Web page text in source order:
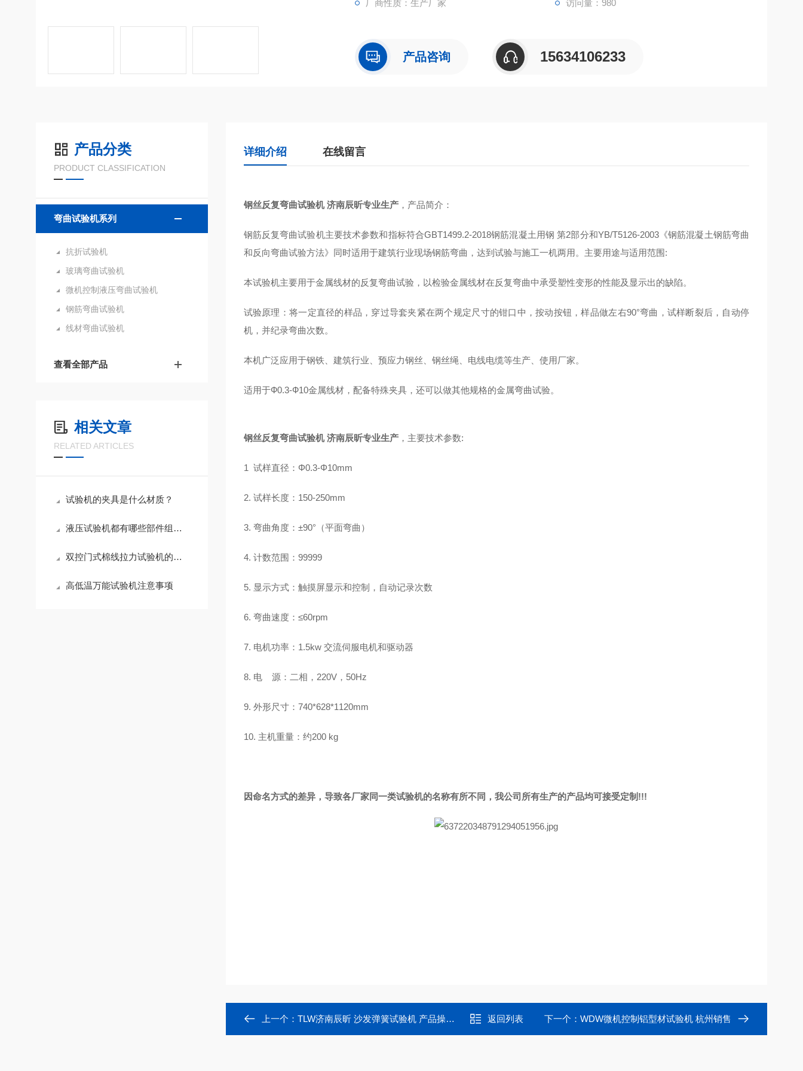
厂商性质：生产厂家 访问量：980
产品咨询 15634106233
产品分类
PRODUCT CLASSIFICATION
弯曲试验机系列
抗折试验机
玻璃弯曲试验机
微机控制液压弯曲试验机
钢筋弯曲试验机
线材弯曲试验机
查看全部产品
相关文章
RELATED ARTICLES
试验机的夹具是什么材质？
液压试验机都有哪些部件组成及各部件的作用
双控门式棉线拉力试验机的精度如何来判断
高低温万能试验机注意事项
详细介绍 在线留言
钢丝反复弯曲试验机 济南辰昕专业生产，产品简介：
钢筋反复弯曲试验机主要技术参数和指标符合GBT1499.2-2018钢筋混凝土用钢 第2部分和YB/T5126-2003《钢筋混凝土钢筋弯曲
和反向弯曲试验方法》同时适用于建筑行业现场钢筋弯曲，达到试验与施工一机两用。主要用途与适用范围:
本试验机主要用于金属线材的反复弯曲试验，以检验金属线材在反复弯曲中承受塑性变形的性能及显示出的缺陷。
试验原理：将一定直径的样品，穿过导套夹紧在两个规定尺寸的钳口中，按动按钮，样品做左右90°弯曲，试样断裂后，自动停
机，并纪录弯曲次数。
本机广泛应用于钢铁、建筑行业、预应力钢丝、钢丝绳、电线电缆等生产、使用厂家。
适用于Ф0.3-Ф10金属线材，配备特殊夹具，还可以做其他规格的金属弯曲试验。
钢丝反复弯曲试验机 济南辰昕专业生产，主要技术参数:
1 试样直径：Φ0.3-Φ10mm
2. 试样长度：150-250mm
3. 弯曲角度：±90°（平面弯曲）
4. 计数范围：99999
5. 显示方式：触摸屏显示和控制，自动记录次数
6. 弯曲速度：≤60rpm
7. 电机功率：1.5kw 交流伺服电机和驱动器
8. 电 源：二相，220V，50Hz
9. 外形尺寸：740*628*1120mm
10. 主机重量：约200 kg
因命名方式的差异，导致各厂家同一类试验机的名称有所不同，我公司所有生产的产品均可接受定制 !!!
上一个： TLW济南辰昕 沙发弹簧试验机 产品操作简单 返回列表 下一个： WDW微机控制铝型材试验机 杭州销售